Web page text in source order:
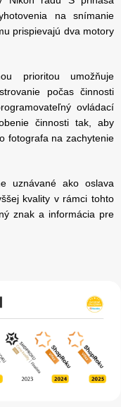
na snímanie
prispievajú dva motory
prioritou umožňuje
počas činnosti
ovládací
činnosti tak, aby
fotografa na zachytenie
uznávané ako oslava
kvality v rámci tohto
znak a informácia pre